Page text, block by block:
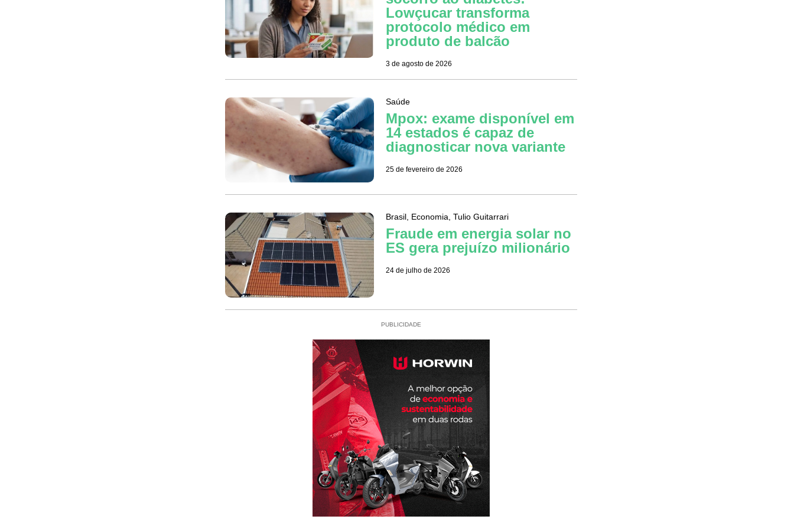
Lowçucar transforma
protocolo médico em
produto de balcão
3 de agosto de 2026
Saúde
Mpox: exame disponível em
14 estados é capaz de
diagnosticar nova variante
25 de fevereiro de 2026
Brasil, Economia,Tulio Guitarrari
Fraude em energia solar no
ES gera prejuízo milionário
24 de julho de 2026
PUBLICIDADE